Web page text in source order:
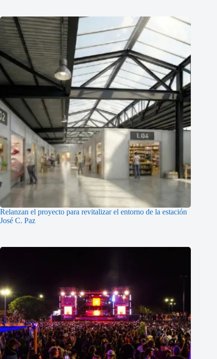
Relanzan el proyecto para revitalizar el entorno de la estación
José C. Paz